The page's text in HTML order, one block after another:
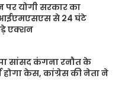
योगी सरकार का
आईएमएसएस से 24 घंटे
एक्शन
सांसद कंगना रनौत के
केस, कांग्रेस की नेता ने